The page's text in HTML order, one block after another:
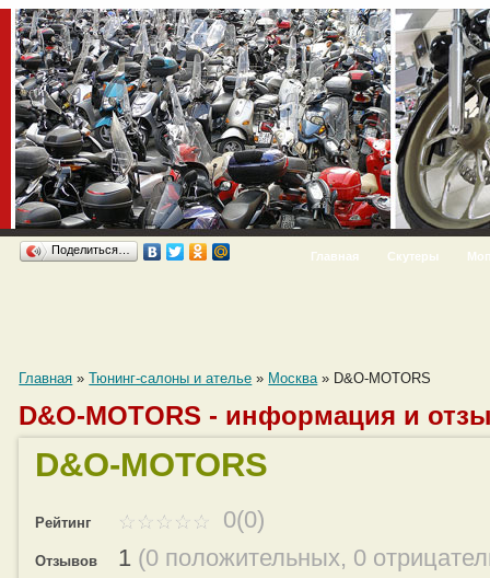
Скутеры
Главная
Поделиться…
Главная »Тюнинг-салоны и ателье » Москва» D&O-MOTORS
D&O-MOTORS - информация и
D&O-MOTORS
Рейтинг 0(0)
Отзывов 1 (0 положительных, 0